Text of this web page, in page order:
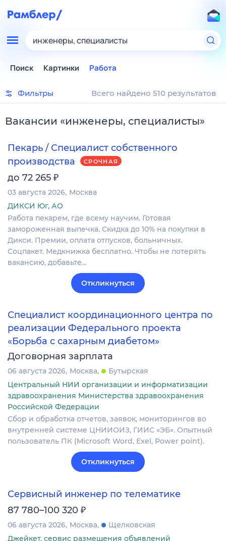
инженеры, специалисты
Поиск Картинки Работа
Фильтры Всего найдено 510 результатов
Вакансии «инженеры, специалисты»
Пекарь / Специалист собственного
производства
СРОЧНАЯ
до 72 265 ₽
03 августа 2026 Москва
ДИКСИ Юг, АО
Работа пекарем, где всему научим. Готовая
замороженная выпечка. Скидка до 10% на покупки в
Дикси. Премии, оплата отпусков, больничных.
Соцпакет. Медкнижка бесплатно. Чтобы не потерять
вакансию, добавьте…
Откликнуться
Специалист координационного центра по
реализации Федерального проекта
«Борьба с сахарным диабетом»
Договорная зарплата
06 августа 2026 Москва
Бутырская
Центральный НИИ организации и информатизации
здравоохранения Министерства здравоохранения
Российской Федерации
Сбор и обработка отчетов, заявок, мониторингов во
внутренней системе ЦНИИОИЗ, ГИИС «ЭБ». Опытный
пользователь ПК (Microsoft Word, Exel, Power point).
Откликнуться
Сервисный инженер по телематике
87 780–100 320 ₽
06 августа 2026 Москва
Щелковская
Джейкет, сервис размещения объявлений